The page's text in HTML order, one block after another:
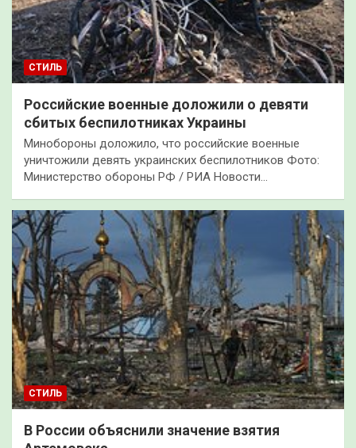
СТИЛЬ
Российские военные доложили о девяти
сбитых беспилотниках Украины
Минобороны доложило, что российские военные
уничтожили девять украинских беспилотников Фото:
Министерство обороны РФ / РИА Новости…
СТИЛЬ
В России объяснили значение взятия